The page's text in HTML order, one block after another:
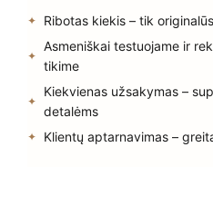
Ribotas kiekis – tik
Asmeniškai testuojame ir
tikime
Kiekvienas užsakymas –
detalėms
Klientų aptarnavimas –